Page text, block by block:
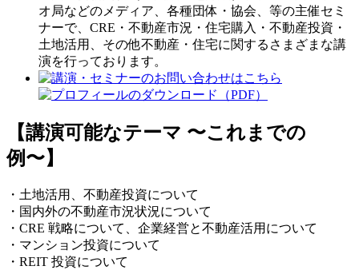
オ局などのメディア、各種団体・協会、等の主催セミ
ナーで、CRE・不動産市況・住宅購入・不動産投資・
土地活用、その他不動産・住宅に関するさまざまな講
演を行っております。
【講演可能なテーマ 〜これまでの
例〜】
・土地活用、不動産投資について
・国内外の不動産市況状況について
・CRE 戦略について、企業経営と不動産活用について
・マンション投資について
・REIT 投資について